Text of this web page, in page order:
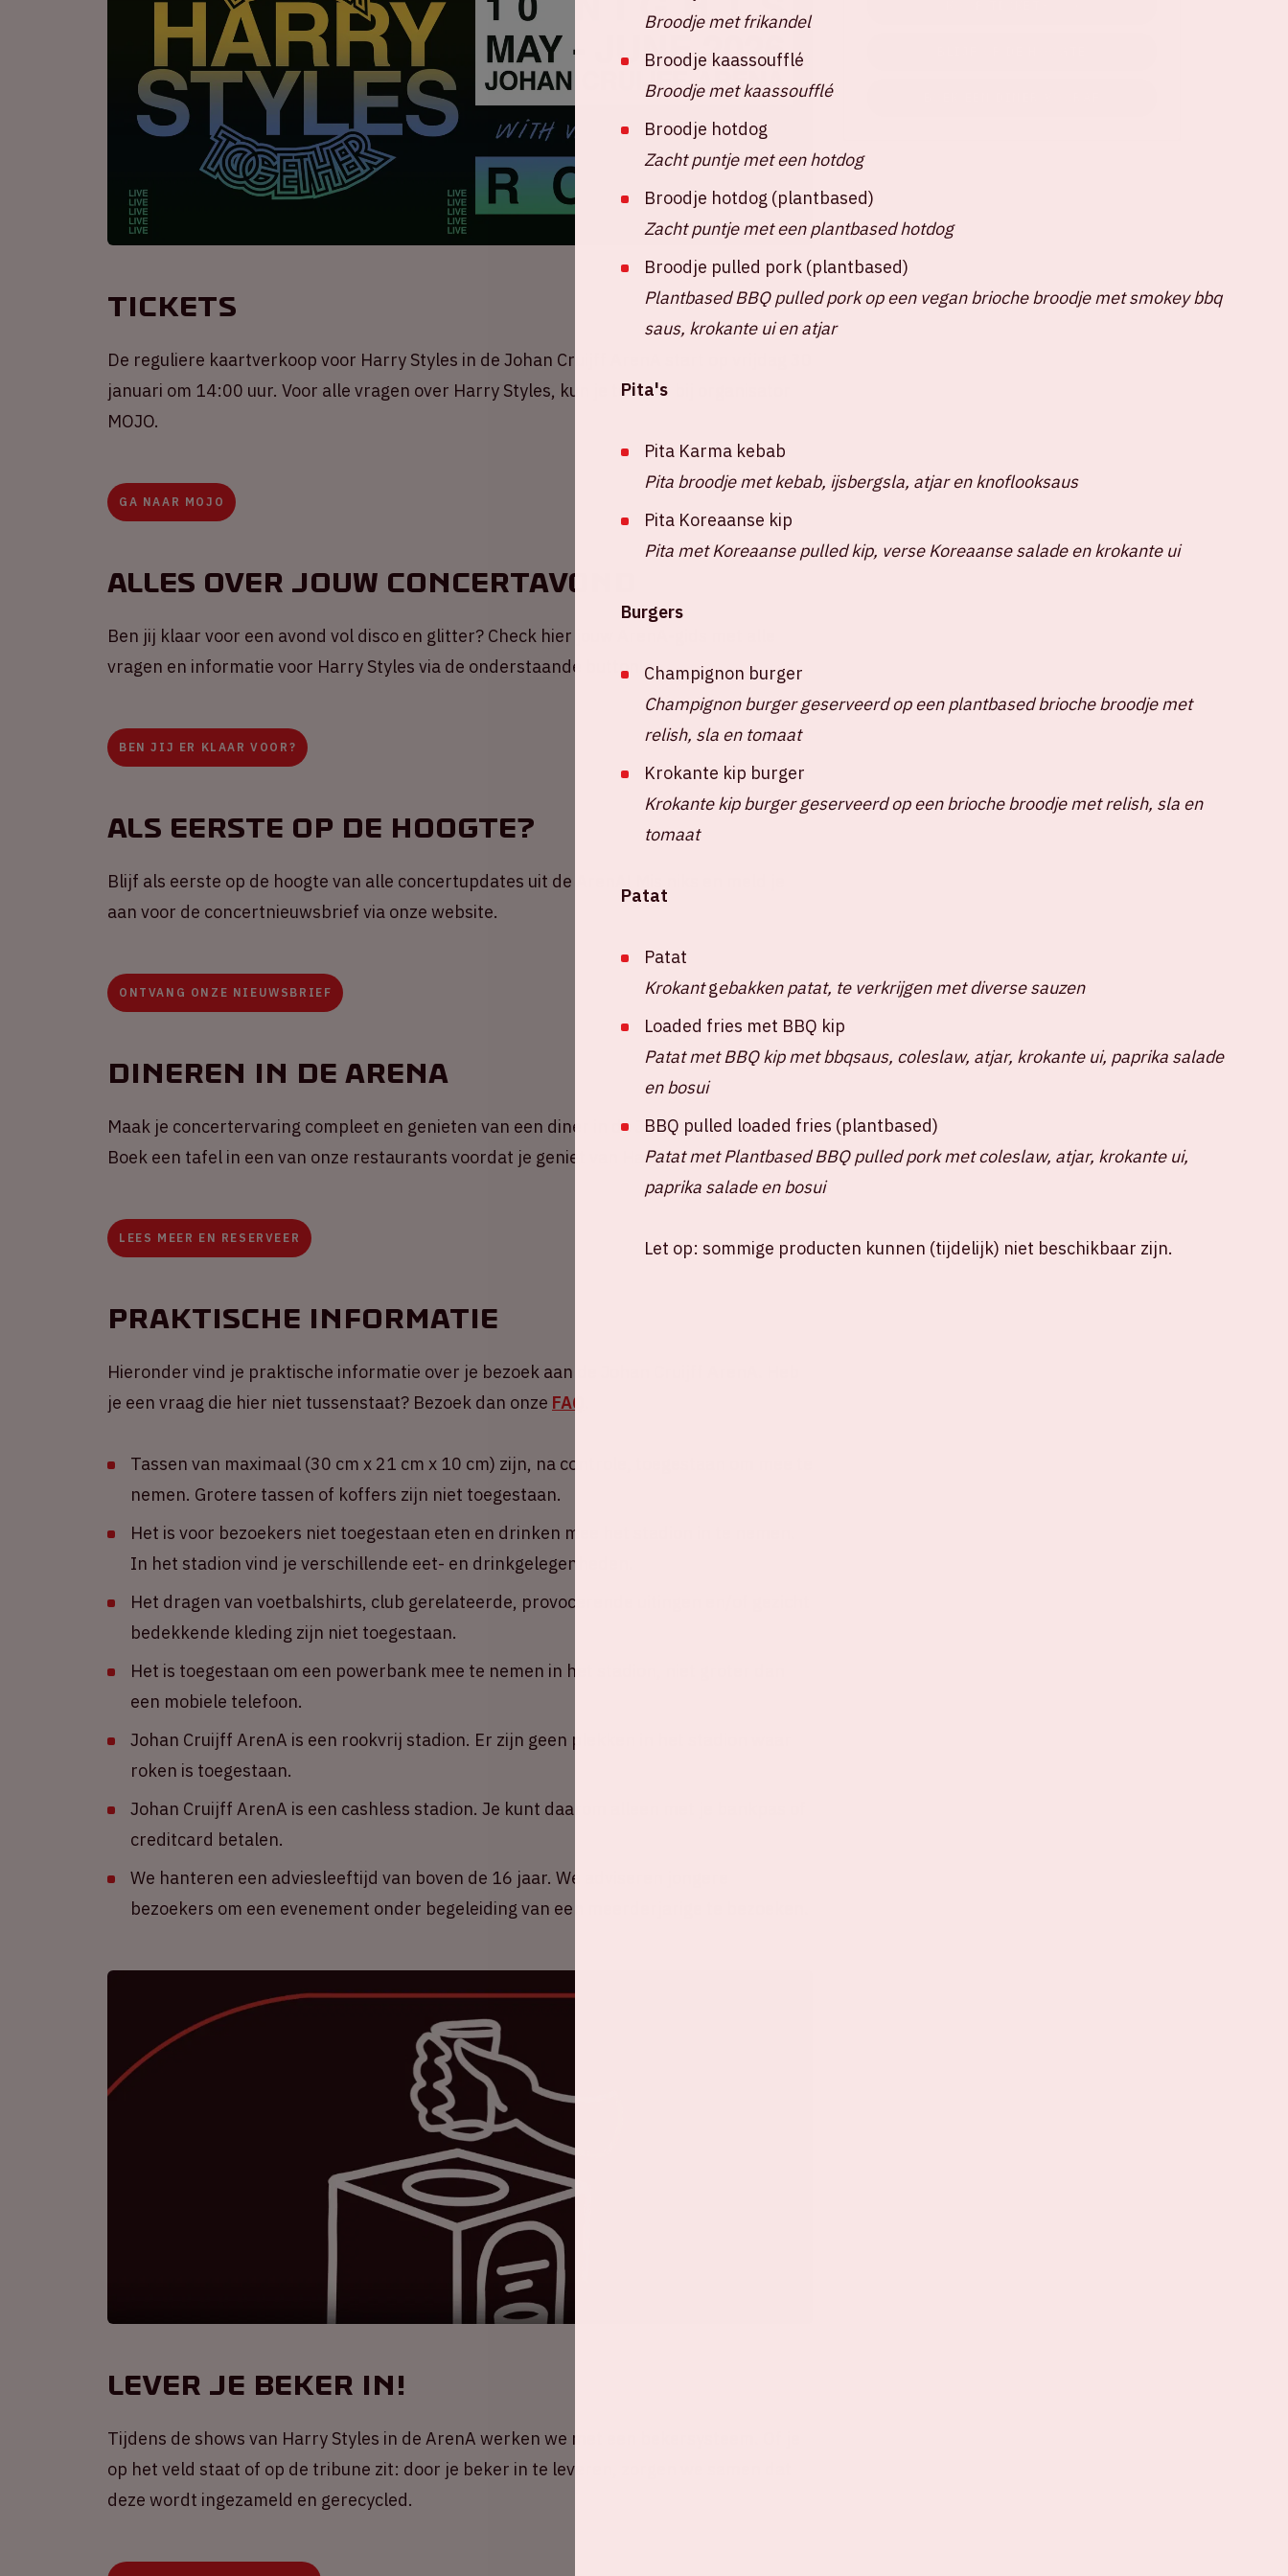
Tickets
De reguliere kaartverkoop voor Harry Styles in de Johan Cruijff ArenA start op vrijdag 30
januari om 14:00 uur. Voor alle vragen over Harry Styles, kun je terecht bij organisator
MOJO.
GA NAAR MOJO
Alles over jouw concertavond
Ben jij klaar voor een avond vol disco en glitter? Check hier jouw ArenA-gids met alle
vragen en informatie voor Harry Styles via de onderstaande button!
BEN JIJ ER KLAAR VOOR?
Als eerste op de hoogte?
Blijf als eerste op de hoogte van alle concertupdates uit de ArenA! Mis niks en meld je
aan voor de concertnieuwsbrief via onze website.
ONTVANG ONZE NIEUWSBRIEF
Dineren in de ArenA
Maak je concertervaring compleet en genieten van een diner in de Johan Cruijff ArenA!
Boek een tafel in een van onze restaurants voordat je geniet van Harry Styles.
LEES MEER EN RESERVEER
Praktische informatie
Hieronder vind je praktische informatie over je bezoek aan de Johan Cruijff ArenA. Heb
je een vraag die hier niet tussenstaat? Bezoek dan onze FAQ
Tassen van maximaal (30 cm x 21 cm x 10 cm) zijn, na controle, toegestaan om mee te
nemen. Grotere tassen of koffers zijn niet toegestaan.
Het is voor bezoekers niet toegestaan eten en drinken mee het stadion in te nemen.
In het stadion vind je verschillende eet- en drinkgelegenheden.
Het dragen van voetbalshirts, club gerelateerde, provocerende uitingen en/of gezicht
bedekkende kleding zijn niet toegestaan.
Het is toegestaan om een powerbank mee te nemen in het stadion, niet groter dan
een mobiele telefoon.
Johan Cruijff ArenA is een rookvrij stadion. Er zijn geen plekken in het stadion waar
roken is toegestaan.
Johan Cruijff ArenA is een cashless stadion. Je kunt daarom alleen met je bankpas of
creditcard betalen.
We hanteren een adviesleeftijd van boven de 16 jaar. We adviseren jongere
bezoekers om een evenement onder begeleiding van een meerderjarige te bezoeken.
Lever je beker in!
Tijdens de shows van Harry Styles in de ArenA werken we met een bekersysteem. Of je
op het veld staat of op de tribune zit: door je beker in te leveren, zorgen we samen dat
deze wordt ingezameld en gerecycled.
Broodje met frikandel
Broodje kaassoufflé
Broodje met kaassoufflé
Broodje hotdog
Zacht puntje met een hotdog
Broodje hotdog (plantbased)
Zacht puntje met een plantbased hotdog
Broodje pulled pork (plantbased)
Plantbased BBQ pulled pork op een vegan brioche broodje met smokey bbq
saus, krokante ui en atjar
Pita's
Pita Karma kebab
Pita broodje met kebab, ijsbergsla, atjar en knoflooksaus
Pita Koreaanse kip
Pita met Koreaanse pulled kip, verse Koreaanse salade en krokante ui
Burgers
Champignon burger
Champignon burger geserveerd op een plantbased brioche broodje met
relish, sla en tomaat
Krokante kip burger
Krokante kip burger geserveerd op een brioche broodje met relish, sla en
tomaat
Patat
Patat
Krokantgebakken patat, te verkrijgen met diverse sauzen
Loaded fries met BBQ kip
Patat met BBQ kip met bbqsaus, coleslaw, atjar, krokante ui, paprika salade
en bosui
BBQ pulled loaded fries (plantbased)
Patat met Plantbased BBQ pulled pork met coleslaw, atjar, krokante ui,
paprika salade en bosui
Let op: sommige producten kunnen (tijdelijk) niet beschikbaar zijn.